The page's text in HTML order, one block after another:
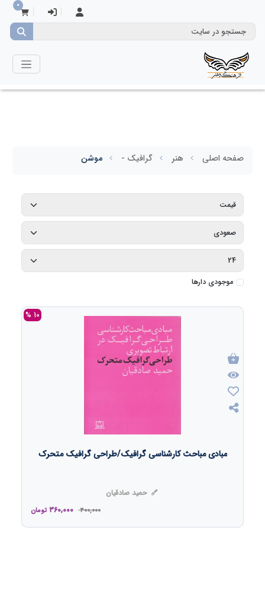
0
صفحه اصلی هنر گرافیک - موشن
موجودی دارها
10 %
مبادی مباحث کارشناسی گرافیک/طراحی گرافیک متحرک
حمید صادقیان
400,000
360,000 تومان